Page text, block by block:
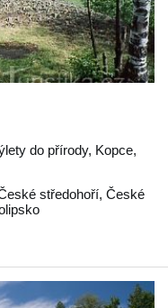
do přírody, Kopce,
středohoří, České